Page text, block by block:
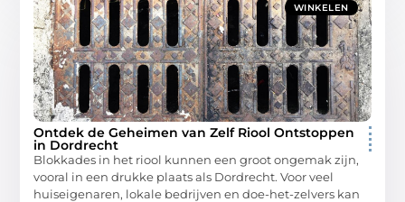
WINKELEN
Ontdek de Geheimen van Zelf Riool Ontstoppen
in Dordrecht
Blokkades in het riool kunnen een groot ongemak zijn,
vooral in een drukke plaats als Dordrecht. Voor veel
huiseigenaren, lokale bedrijven en doe-het-zelvers kan